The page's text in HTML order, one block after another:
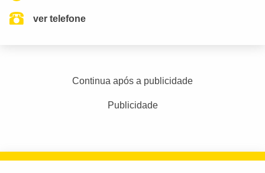
ver telefone
Continua após a publicidade
Publicidade